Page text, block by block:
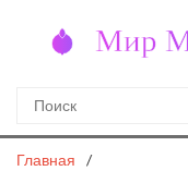
Главная